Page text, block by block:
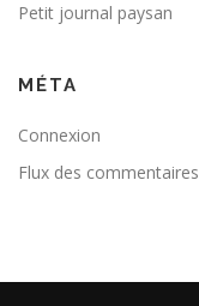
Petit journal paysan
MÉTA
Connexion
Flux des commentaires